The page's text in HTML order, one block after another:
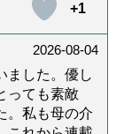
+1
2026-08-04
ました。優し
っても素敵
。私も母の介